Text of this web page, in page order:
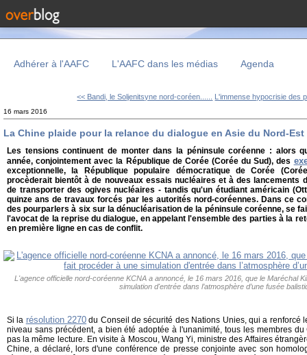
Adhérer à l'AAFC L'AAFC dans les médias Agenda
<< Bandi, le Soljenitsyne nord-coréen...... L'immense hypocrisie des
16 mars 2016
La Chine plaide pour la relance du dialogue en Asie du Nord-Est
Les tensions continuent de monter dans la péninsule coréenne : alors
année, conjointement avec la République de Corée (Corée du Sud), des
exceptionnelle, la République populaire démocratique de Corée
procèderait bientôt à de nouveaux essais nucléaires et à des lancements
de transporter des ogives nucléaires - tandis qu'un étudiant américain
quinze ans de travaux forcés par les autorités nord-coréennes. Dans ce
des pourparlers à six sur la dénucléarisation de la péninsule coréenne, se
l'avocat de la reprise du dialogue, en appelant l'ensemble des parties à la
en première ligne en cas de conflit.
L'agence officielle nord-coréenne KCNA a annoncé, le 16 mars 2016, que le Maréchal
simulation d'entrée dans l’atmosphère d’une fusée
Si la résolution 2270 du Conseil de sécurité des Nations Unies, qui a renforcé
niveau sans précédent, a bien été adoptée à l'unanimité, tous les membres
pas la même lecture. En visite à Moscou, Wang Yi, ministre des Affaires
Chine, a déclaré, lors d'une conférence de presse conjointe avec son